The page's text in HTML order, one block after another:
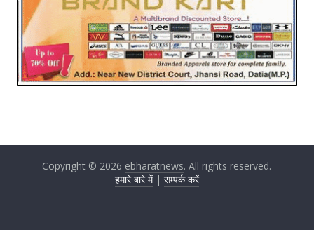
Copyright © 2026 ebharatnews. All rights reserved.
हमारे बारे में| सम्पर्क करें